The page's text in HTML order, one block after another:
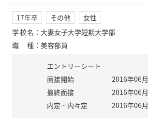
17年卒 その他
女性
学校名 ： 大妻女子大学短期大学部
職種 ： 美容部員
エントリーシート
面接開始
2016年06月
最終面接
2016年06月
内定・内々定
2016年06月